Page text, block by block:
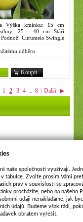
Výška kmínku: 15 cm
25 - 40 cm Stáří
Citrumelo Swingle
odběru
Koupit
1 2 3 4 8 | Další ▶
naše společnosti využívají.
tabulce. Zvolte prosím Vámi
práv v souvislosti se
procházíte, nebo na našeho
údaji nenakládáme, jak
údajů. Budeme však rádi,
obratem vyřešit.